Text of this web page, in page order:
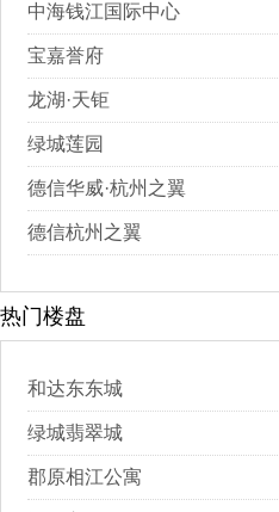
中海钱江国际中心
宝嘉誉府
龙湖·天钜
绿城莲园
德信华威·杭州之翼
德信杭州之翼
热门楼盘
和达东东城
绿城翡翠城
郡原相江公寓